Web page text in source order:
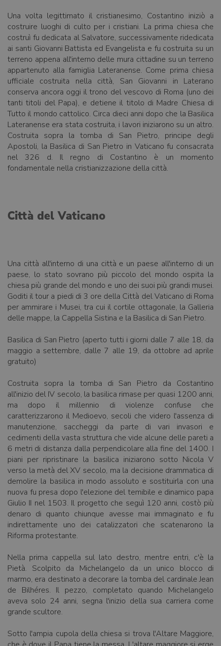
Una volta legittimato il cristianesimo, Costantino iniziò a
costruire luoghi di culto per i cristiani. La prima chiesa che
costruì fu dedicata al Salvatore, successivamente ridedicata
ai santi Giovanni Battista ed Evangelista e fu costruita su un
terreno appena all'interno delle mura cittadine su un terreno
appartenuto alla famiglia Lateranense. Come prima chiesa
ufficiale costruita nella città, San Giovanni in Laterano
conserva ancora oggi il trono del vescovo di Roma (uno dei
tanti titoli del Papa), e detiene il titolo di Madre Chiesa di
Tutto il mondo cattolico. Circa dieci anni dopo che la Basilica
Lateranense era stata costruita, i lavori iniziarono su un altro.
Costruita sopra la tomba di San Pietro, principe degli
Apostoli, la Basilica di San Pietro in Vaticano fu consacrata
nel 326 d. Il regno di Costantino è un momento
fondamentale nella cristianizzazione della città.
Città del Vaticano
Una città all'interno di una città e un paese all'interno di un
paese, lo stato sovrano più piccolo del mondo ospita la
chiesa più grande del mondo e uno dei suoi più grandi musei.
Goditi il ​​tour a piedi di 3 ore della Città del Vaticano di Roma
per ammirare i Musei, tra cui il cortile ottagonale, la Galleria
delle mappe, la Cappella Sistina e la Basilica di San Pietro.
Basilica di San Pietro (aperto tutti i giorni dalle 7 alle 18, da
maggio a settembre, dalle 7 alle 19, da ottobre ad aprile
gratuito)
Costruita sopra la tomba di San Pietro da Costantino
all'inizio del IV secolo, la basilica rimase per quasi 1200 anni,
ma dopo il millennio di violenze confuse che
caratterizzarono il Medioevo, secoli che videro l'assenza di
manutenzione, saccheggi da parte di vari invasori e
cedimenti della vasta struttura che vide alcune delle pareti a
6 metri di distanza dalla perpendicolare alla fine del 1400. I
piani per ripristinare la basilica iniziarono sotto Nicola V
verso la metà del XV secolo, ma la decisione drammatica di
demolire la basilica in modo assoluto e sostituirla con una
nuova fu presa dopo l'elezione del temibile e dinamico papa
Giulio II nel 1503. Il progetto che seguì 120 anni, costò più
denaro di quanto chiunque avesse mai immaginato e fu
indirettamente uno dei catalizzatori che scatenarono la
Riforma protestante.
Nella prima cappella sul lato destro, mentre entri, c'è la
Pietà. Scolpito da Michelangelo da un unico blocco di
marmo, era destinato a decorare la tomba del cardinale Jean
de Bilhéres. Il pezzo, completato quando Michelangelo
aveva solo 24 anni, segna l'inizio della sua carriera come
grande scultore.
Sotto l'ampia cupola della chiesa si trova l'Altare Maggiore,